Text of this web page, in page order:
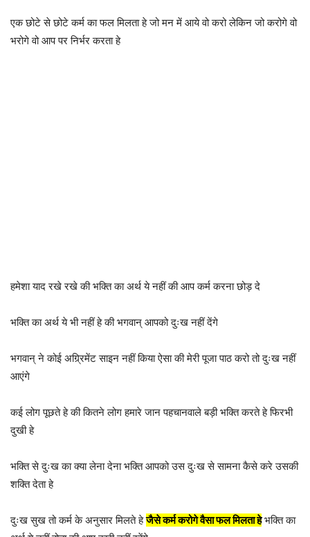
एक छोटे से छोटे कर्म का फल मिलता हे जो मन में आये वो करो लेकिन जो करोगे वो
भरोगे वो आप पर निर्भर करता हे
हमेशा याद रखे रखे की भक्ति का अर्थ ये नहीं की आप कर्म करना छोड़ दे
भक्ति का अर्थ ये भी नहीं हे की भगवान् आपको दुःख नहीं देंगे
भगवान् ने कोई अग्र्रिमेंट साइन नहीं किया ऐसा की मेरी पूजा पाठ करो तो दुःख नहीं
आएंगे
कई लोग पूछते हे की कितने लोग हमारे जान पहचानवाले बड़ी भक्ति करते हे फिरभी
दुखी हे
भक्ति से दुःख का क्या लेना देना भक्ति आपको उस दुःख से सामना कैसे करे उसकी
शक्ति देता हे
दुःख सुख तो कर्म के अनुसार मिलते हेजैसे कर्म करोगे वैसा फल मिलता हेभक्ति का